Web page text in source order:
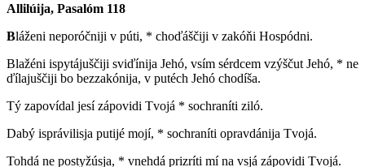
Allilúija, Pasalóm 118
Bláženi neporóčniji v púti, * choďáščiji v zakóňi Hospódni.
Blažéni ispytájuščiji sviďínija Jehó, vsím sérdcem vzýščut Jehó, * ne
ďílajuščiji bo bezzakónija, v putéch Jehó chodíša.
Tý zapovídal jesí zápovidi Tvojá * sochraníti ziló.
Dabý isprávilisja putijé mojí, * sochraníti opravdánija Tvojá.
Tohdá ne postyžúsja, * vnehdá prizríti mí na vsjá zápovidi Tvojá.